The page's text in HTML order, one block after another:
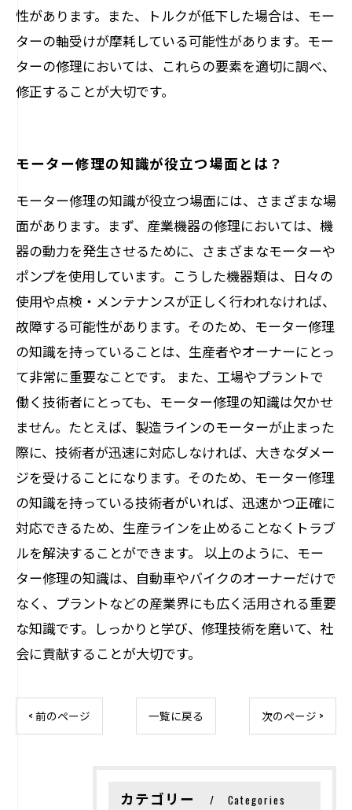
性があります。また、トルクが低下した場合は、モー
ターの軸受けが摩耗している可能性があります。モー
ターの修理においては、これらの要素を適切に調べ、
修正することが大切です。
モーター修理の知識が役立つ場面とは？
モーター修理の知識が役立つ場面には、さまざまな場
面があります。まず、産業機器の修理においては、機
器の動力を発生させるために、さまざまなモーターや
ポンプを使用しています。こうした機器類は、日々の
使用や点検・メンテナンスが正しく行われなければ、
故障する可能性があります。そのため、モーター修理
の知識を持っていることは、生産者やオーナーにとっ
て非常に重要なことです。 また、工場やプラントで
働く技術者にとっても、モーター修理の知識は欠かせ
ません。たとえば、製造ラインのモーターが止まった
際に、技術者が迅速に対応しなければ、大きなダメー
ジを受けることになります。そのため、モーター修理
の知識を持っている技術者がいれば、迅速かつ正確に
対応できるため、生産ラインを止めることなくトラブ
ルを解決することができます。 以上のように、モー
ター修理の知識は、自動車やバイクのオーナーだけで
なく、プラントなどの産業界にも広く活用される重要
な知識です。しっかりと学び、修理技術を磨いて、社
会に貢献することが大切です。
< 前のページ 一覧に戻る 次のページ >
カテゴリー Categories